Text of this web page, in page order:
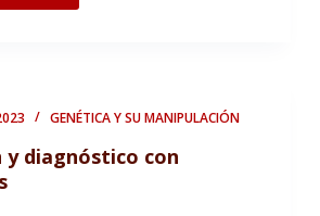
GENÉTICA Y SU MANIPULACIÓN
y diagnóstico con